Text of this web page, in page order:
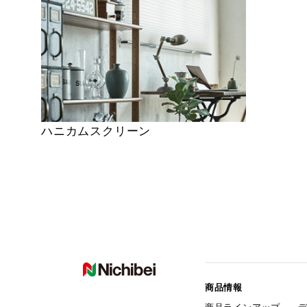
ハニカムスクリーン
商品情報